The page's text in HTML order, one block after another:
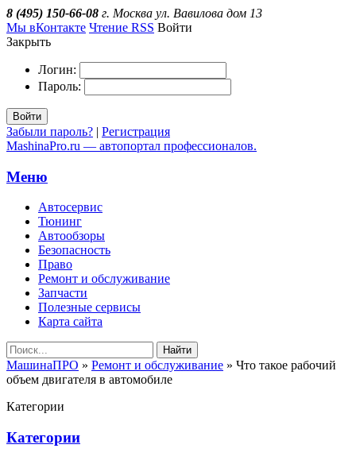
8 (495) 150-66-08 г. Москва ул. Вавилова дом 13
Мы вКонтакте Чтение RSS Войти
Закрыть
Логин:
Пароль:
Войти
Забыли пароль? | Регистрация
MashinaPro.ru — автопортал профессионалов.
Меню
Автосервис
Тюнинг
Автообзоры
Безопасность
Право
Ремонт и обслуживание
Запчасти
Полезные сервисы
Карта сайта
Найти
МашинаПРО » Ремонт и обслуживание » Что такое рабочий
объем двигателя в автомобиле
Категории
Категории